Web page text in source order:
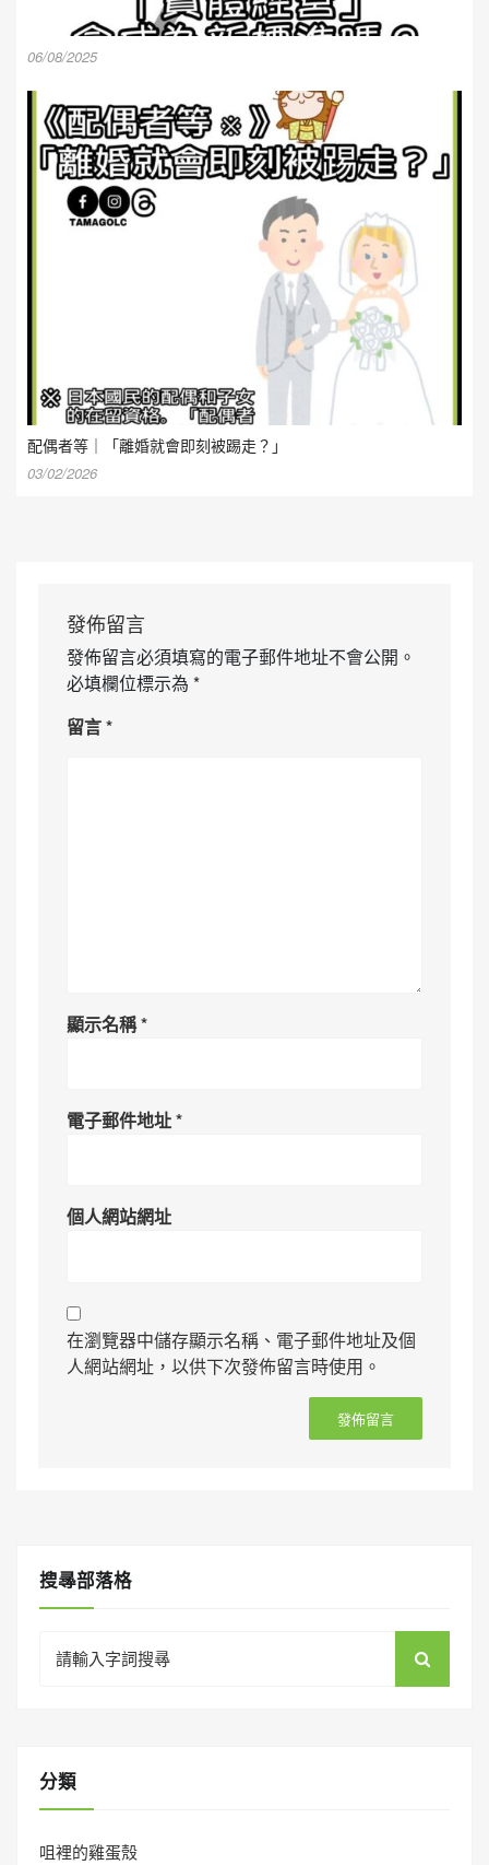
06/08/2025
配偶者等｜「離婚就會即刻被踢走？」
03/02/2026
發佈留言
發佈留言必須填寫的電子郵件地址不會公開。
必填欄位標示為 *
留言*
顯示名稱*
電子郵件地址*
個人網站網址
在瀏覽器中儲存顯示名稱、電子郵件地址及個
人網站網址，以供下次發佈留言時使用。
搜㝷部落格
for:
分類
咀裡的雞蛋殼